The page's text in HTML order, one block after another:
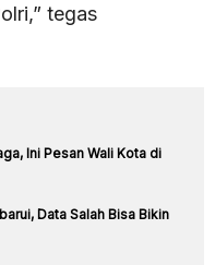
tegas
Ini Pesan Wali Kota di
Data Salah Bisa Bikin